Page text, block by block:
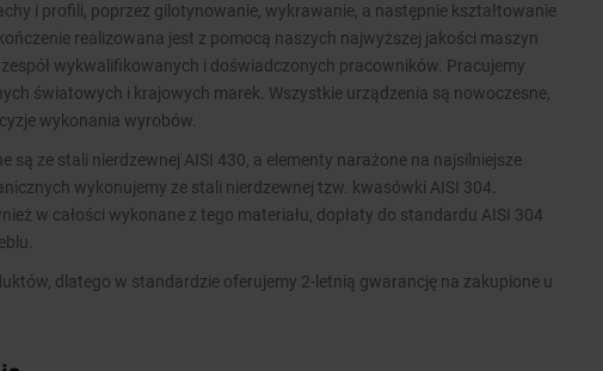
i profili, poprzez gilotynowanie, wykrawanie, a następnie kształtowanie
realizowana jest z pomocą naszych najwyższej jakości maszyn
wykwalifikowanych i doświadczonych pracowników. Pracujemy
światowych i krajowych marek. Wszystkie urządzenia są nowoczesne,
wykonania wyrobów.
są ze stali nierdzewnej AISI 430, a elementy narażone na najsilniejsze
wykonujemy ze stali nierdzewnej tzw. kwasówki AISI 304.
w całości wykonane z tego materiału, dopłaty do standardu AISI 304
dlatego w standardzie oferujemy 2-letnią gwarancję na zakupione u